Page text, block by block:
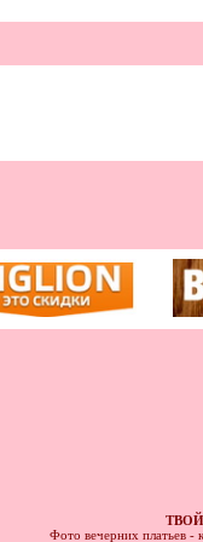
Фото вечерних платьев -